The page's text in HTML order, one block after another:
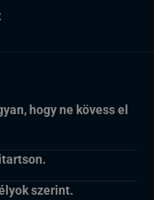
hogy ne kövess el
szerint.